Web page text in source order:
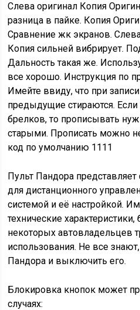
Слева оригинал Копия
разница в пайке. Копия
Сравнение жк экранов.
Копия сильней вибрирует.
Дальность такая же.
все хорошо. Инструкция по
Имейте ввиду, что при
предыдущие стираются.
брелков, то прописывать
старыми. Прописать можно
код по умолчанию 1111
Пульт Пандора
для дистанционного
системой и её настройкой.
технические
некоторых автовладельцев
использования. Не все
Пандора и выключить его.
Блокировка кнопок может
случаях: